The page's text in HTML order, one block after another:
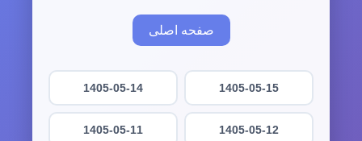
صفحه اصلی
1405-05-15
1405-05-14
1405-05-12
1405-05-11